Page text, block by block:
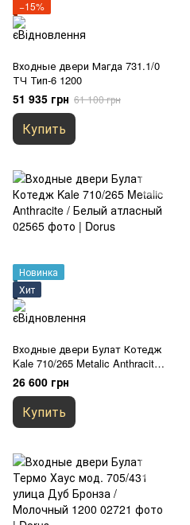
−15%
Входные двери Магда 731.1/0
ТЧ Тип-6 1200
51 935 грн 61 100 грн
Купить
Новинка
Хит
Входные двери Булат Котедж
Kale 710/265 Metalic Anthracite
/ Белый атласный
26 600 грн
Купить